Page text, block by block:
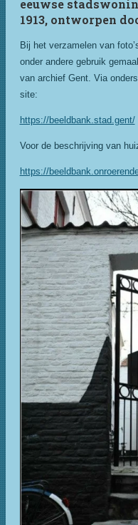
eeuwse
1913, ontworpen
Bij het verzamelen van
onder andere gebruik
van archief Gent. Via
site:
https://beeldbank.stad.gent/
Voor de beschrijving van
https://